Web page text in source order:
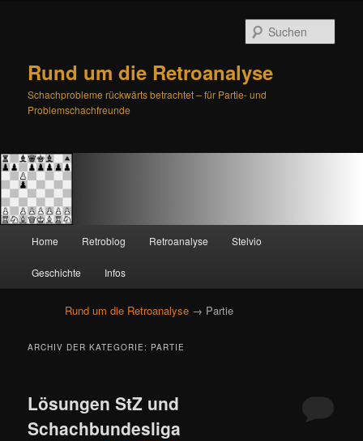
Rund um die Retroanalyse
Schachprobleme rückwärts betrachtet – für Partie- und
Problemschachfreunde
Zum
primären
Inhalt
springen
Zum
sekundären
Inhalt
springen
Home Retroblog Retroanalyse Stelvio
Geschichte Infos
Rund um die Retroanalyse → Partie
ARCHIV DER KATEGORIE: PARTIE
Lösungen StZ und
Schachbundesliga